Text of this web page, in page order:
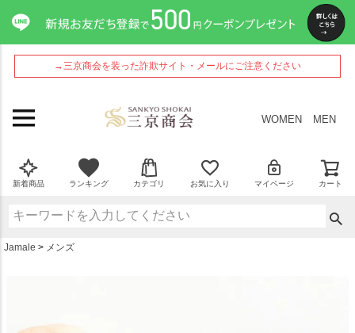
→三京商会を装った詐欺サイト・メールにご注意ください
WOMEN MEN
新着商品 ランキング カテゴリ お気に入り マイページ カート
Jamale メンズ
ペー
ジト
ップ
へ